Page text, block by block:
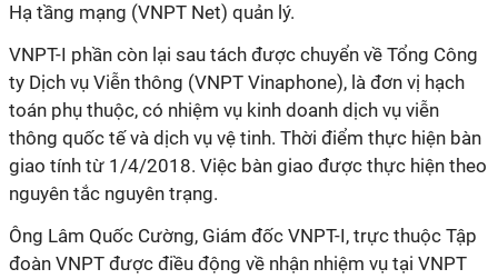
Hạ tầng mạng (VNPT Net) quản lý.
VNPT-I phần còn lại sau tách được chuyển về Tổng Công
ty Dịch vụ Viễn thông (VNPT Vinaphone), là đơn vị hạch
toán phụ thuộc, có nhiệm vụ kinh doanh dịch vụ viễn
thông quốc tế và dịch vụ vệ tinh. Thời điểm thực hiện bàn
giao tính từ 1/4/2018. Việc bàn giao được thực hiện theo
nguyên tắc nguyên trạng.
Ông Lâm Quốc Cường, Giám đốc VNPT-I, trực thuộc Tập
đoàn VNPT được điều động về nhận nhiệm vụ tại VNPT